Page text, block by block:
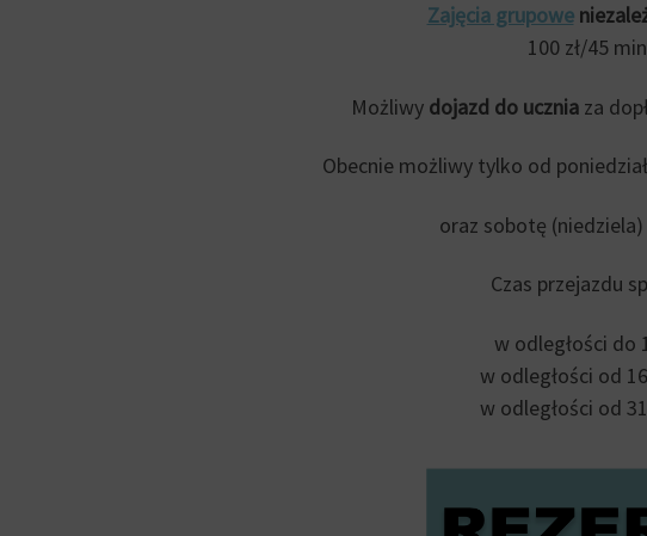
Zajęcia grupowe
100 zł/45
Możliwy dojazd do uczniaza
Obecnie możliwy tylko od
oraz sobotę
Czas przejazdu
w odległości do
w odległości od
w odległości od